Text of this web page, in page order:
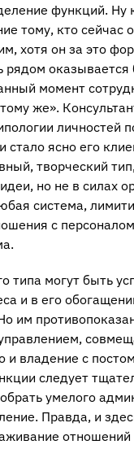
функций. Ну
тому, кто сейчас
хотя он за это
рядом оказывается
момент
же».
личностей
стало ясно его
творческий
но не в силах
система,
с
типа могут быть
и в его
им
и владение с
следует
умелого
Правда, и
отношений